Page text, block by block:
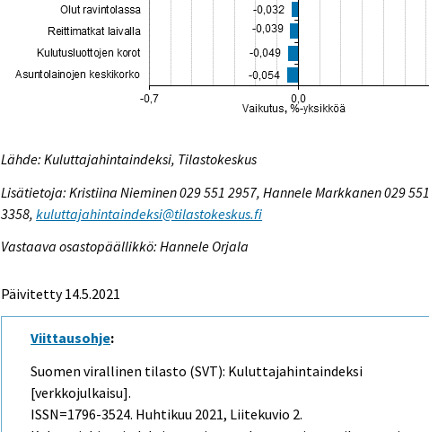
Lähde: Kuluttajahintaindeksi, Tilastokeskus
Lisätietoja: Kristiina Nieminen 029 551 2957, Hannele Markkanen 029
3358,kuluttajahintaindeksi@tilastokeskus.fi
Vastaava osastopäällikkö: Hannele Orjala
Päivitetty 14.5.2021
Viittausohje:
Suomen virallinen tilasto (SVT): Kuluttajahintaindeksi
[verkkojulkaisu].
ISSN=1796-3524. Huhtikuu 2021, Liitekuvio 2.